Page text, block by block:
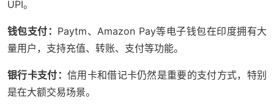
UPI。
钱包支付： Paytm、Amazon Pay等电子钱包在印度拥有大
量用户，支持充值、转账、支付等功能。
银行卡支付： 信用卡和借记卡仍然是重要的支付方式，特别
是在大额交易场景。